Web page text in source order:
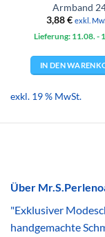
Armband
3,88€ exkl.
Lieferung: 11.08. -
IN DEN
exkl. 19 % MwSt.
Über
"Exklusiver
handgemachte